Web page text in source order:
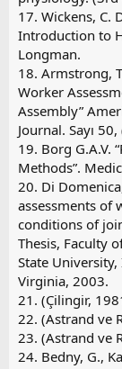
17. Wickens, C.
Introduction to
Longman.
18. Armstrong,
Worker
Assembly”
Journal. Sayı
19. Borg G.A.V.
Methods”.
20. Di
assessments of
conditions of
Thesis, Faculty
State
Virginia, 2003.
21. (Çilingir,
22. (Astrand ve
23. (Astrand ve
24. Bedny, G.,